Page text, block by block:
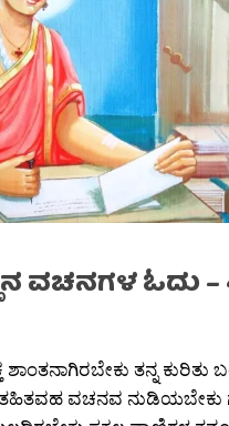
ವಚನಗಳ ಓದು
ಶಾಂತನಾಗಿರಬೇಕು ತನ್ನ ಕುರಿತು
ವಚನವ ನುಡಿಯಬೇಕು